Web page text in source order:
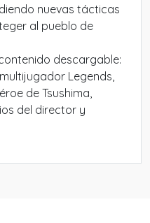
nuevas tácticas
al pueblo de
contenido descargable:
Legends,
de Tsushima,
del director y